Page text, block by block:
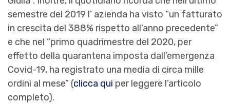
semestre del 2019 l’ azienda ha visto “un fatturato
in crescita del 388% rispetto all’anno precedente”
e che nel “primo quadrimestre del 2020, per
effetto della quarantena imposta dall’emergenza
Covid-19, ha registrato una media di circa mille
ordini al mese” (clicca qui per leggere l’articolo
completo).